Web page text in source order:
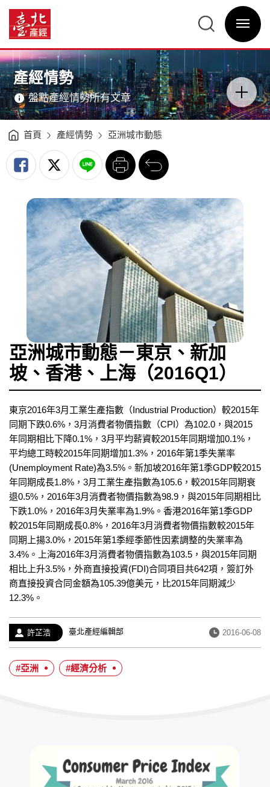
京、
新
加
坡、
香
港、
上
海
（2016Q1）
臺
北
臺
經
訊
網
網
站
主
選
單
選
單
關
主
意
境
產經情勢
盤點產經情勢所有文章
分
類
開
關
首頁 產經情勢 亞洲城市動態
列
印
回
前
一
頁
亞洲城市動態－東京、新加
坡、香港、上海（2016Q1）
東京2016年3月工業生產指數（Industrial Production）較2015年
同期下跌0.6%，3月消費者物價指數（CPI）為102.0，與2015
年同期相比下降0.1%，3月平均薪資較2015年同期增加0.1%，
平均總工時較2015年同期增加1.3%，2016年第1季失業率
(Unemployment Rate)為3.5%。新加坡2016年第1季GDP較2015
年同期成長1.8%，3月工業生產指數為105.6，較2015年同期衰
退0.5%，2016年3月消費者物價指數為98.9，與2015年同期相比
下跌1.0%，2016年3月失業率為1.9%。香港2016年第1季GDP
較2015年同期成長0.8%，2016年3月消費者物價指數較2015年
同期上揚3.0%，2015年第1季經季節性因素調整的失業率為
3.4%。上海2016年3月消費者物價指數為103.5，與2015年同期
相比上升3.5%，外商直接投資(FDI)合同項目共642項，簽訂外
商直接投資合同金額為105.39億美元，比2015年同期減少
12.3%。
作
者：
許芷浩
經
歷：
臺北產經編輯部
發
布
2016-06-08
#亞洲 #經濟分析